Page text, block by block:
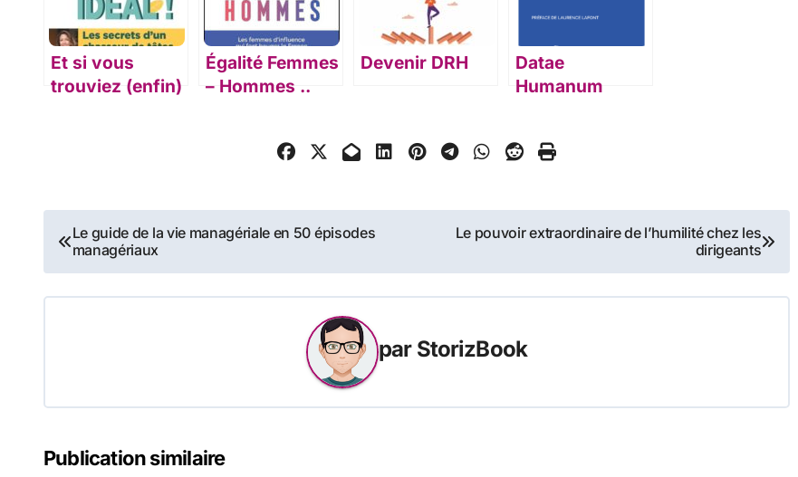
Et si vous
trouviez (enfin)
Égalité Femmes
– Hommes ..
Devenir DRH
Datae
Humanum
Navigation
de
l’article
Le guide de la vie managériale en 50 épisodes
managériaux
Le pouvoir extraordinaire de l’humilité chez les
dirigeants
par StorizBook
Publication similaire